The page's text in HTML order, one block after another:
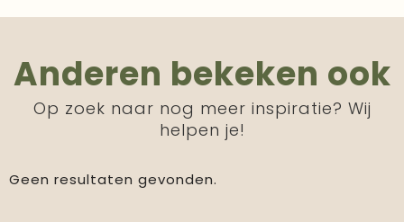
Anderen bekeken ook
Op zoek naar nog meer inspiratie? Wij
helpen je!
Geen resultaten gevonden.